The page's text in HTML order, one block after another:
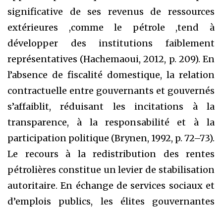
significative de ses revenus de ressources
extérieures ,comme le pétrole ,tend à
développer des institutions faiblement
représentatives (Hachemaoui, 2012, p. 209). En
l’absence de fiscalité domestique, la relation
contractuelle entre gouvernants et gouvernés
s’affaiblit, réduisant les incitations à la
transparence, à la responsabilité et à la
participation politique (Brynen, 1992, p. 72–73).
Le recours à la redistribution des rentes
pétrolières constitue un levier de stabilisation
autoritaire. En échange de services sociaux et
d’emplois publics, les élites gouvernantes